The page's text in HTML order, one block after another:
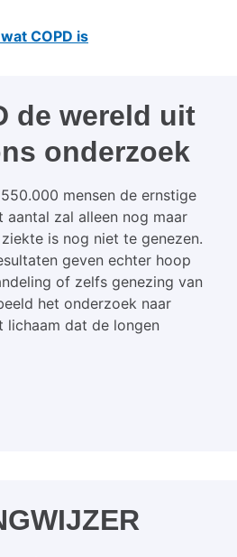
COPD is
de wereld uit
onderzoek
mensen de ernstige
aantal zal alleen nog maar
is nog niet te genezen.
geven echter hoop
of zelfs genezing van
het onderzoek naar
lichaam dat de longen